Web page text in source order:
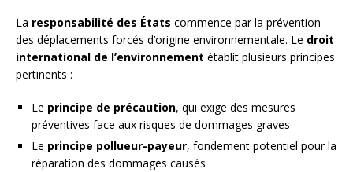
La responsabilité des États commence par la prévention
des déplacements forcés d’origine environnementale. Le droit
international de l’environnement établit plusieurs principes
pertinents :
Le principe de précaution, qui exige des mesures
préventives face aux risques de dommages graves
Le principe pollueur-payeur, fondement potentiel pour la
réparation des dommages causés